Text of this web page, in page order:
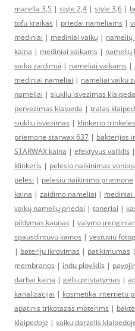
marella 3,5 | style 2,4 | style 3,6 |
tofu kraikas | priedai nameliams |
mediniai | mediniai vaikų | namelių
kaina | mediniai vaikams | namelių
vaiku zaidimui | nameliai vaikams |
mediniai nameliai | nameliai vaiku
nameliai | siukliu isvezimas klaipeda
pervezimas klaipeda | tralas
siukliu isvezimas | klinkerio trinkeles
priemone starwax 637 | bakterijos
STARWAX kaina | efektyvus valiklis |
klinkeris | pelesio naikinimas vonioje
pelesi | pelesiu naikinimo priemone
kaina | zaidimo nameliai | mediniai
vaikų namelių priedai | toneriai |
pildymas kaunas | valymo
spausdintuvu kainos | vestuviu
| bateriju ikrovimas | patikimumas |
membranos | indu ploviklis |
darbai kaina | geliu pristatymas |
kanalizacijai | kosmetika internetu
apatinis trikotazas moterims |
klaipedoje | vaiku darzelis